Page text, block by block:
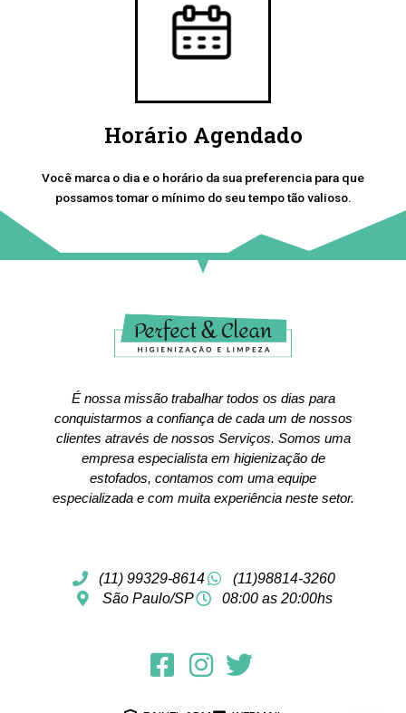
Horário Agendado
Você marca o dia e o horário da sua preferencia para que
possamos tomar o mínimo do seu tempo tão valioso.
É nossa missão trabalhar todos os dias para
conquistarmos a confiança de cada um de nossos
clientes através de nossos Serviços. Somos uma
empresa especialista em higienização de
estofados, contamos com uma equipe
especializada e com muita experiência neste setor.
(11) 99329-8614
(11)98814-3260
São Paulo/SP
08:00 as 20:00hs